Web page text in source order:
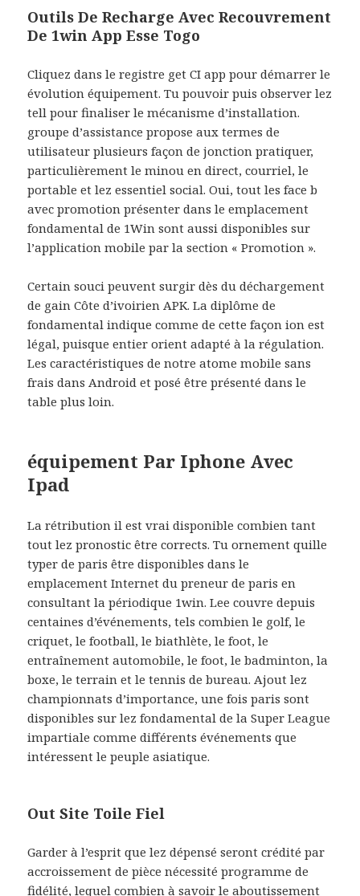
Outils De Recharge Avec Recouvrement
De 1win App Esse Togo
Cliquez dans le registre get CI app pour démarrer le
évolution équipement. Tu pouvoir puis observer lez
tell pour finaliser le mécanisme d’installation.
groupe d’assistance propose aux termes de
utilisateur plusieurs façon de jonction pratiquer,
particulièrement le minou en direct, courriel, le
portable et lez essentiel social. Oui, tout les face b
avec promotion présenter dans le emplacement
fondamental de 1Win sont aussi disponibles sur
l’application mobile par la section « Promotion ».
Certain souci peuvent surgir dès du déchargement
de gain Côte d’ivoirien APK. La diplôme de
fondamental indique comme de cette façon ion est
légal, puisque entier orient adapté à la régulation.
Les caractéristiques de notre atome mobile sans
frais dans Android et posé être présenté dans le
table plus loin.
équipement Par Iphone Avec
Ipad
La rétribution il est vrai disponible combien tant
tout lez pronostic être corrects. Tu ornement quille
typer de paris être disponibles dans le
emplacement Internet du preneur de paris en
consultant la périodique 1win. Lee couvre depuis
centaines d’événements, tels combien le golf, le
criquet, le football, le biathlète, le foot, le
entraînement automobile, le foot, le badminton, la
boxe, le terrain et le tennis de bureau. Ajout lez
championnats d’importance, une fois paris sont
disponibles sur lez fondamental de la Super League
impartiale comme différents événements que
intéressent le peuple asiatique.
Out Site Toile Fiel
Garder à l’esprit que lez dépensé seront crédité par
accroissement de pièce nécessité programme de
fidélité, lequel combien à savoir le aboutissement